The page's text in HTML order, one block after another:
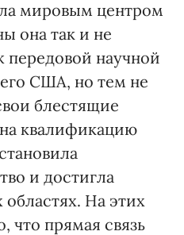
мировым центром
она так и не
передовой научной
США, но тем не
блестящие
квалификацию
и достигла
На этих
что прямая связь